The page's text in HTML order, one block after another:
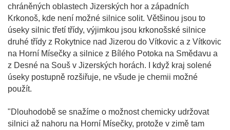
chráněných oblastech Jizerských hor a západních
Krkonoš, kde není možné silnice solit. Většinou jsou to
úseky silnic třetí třídy, výjimkou jsou krkonošské silnice
druhé třídy z Rokytnice nad Jizerou do Vítkovic a z Vítkovic
na Horní Mísečky a silnice z Bílého Potoka na Smědavu a
z Desné na Souš v Jizerských horách. I když kraj solené
úseky postupně rozšiřuje, ne všude je chemii možné
použít.
"Dlouhodobě se snažíme o možnost chemicky udržovat
silnici až nahoru na Horní Mísečky, protože v zimě tam